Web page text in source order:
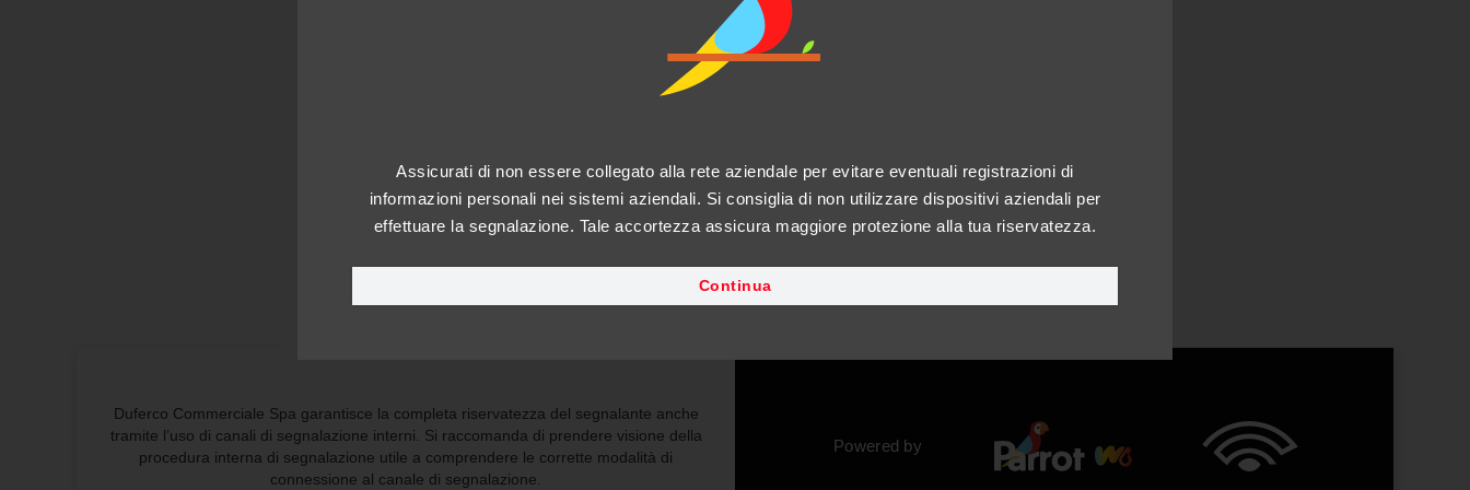
Whistleblowing
Accedi
Istruzioni Utilizzo Canale Parrot Whistleblowing
Duferco Commerciale Spa garantisce la completa riservatezza del segnalante anche
tramite l’uso di canali di segnalazione interni. Si raccomanda di prendere visione della
procedura interna di segnalazione utile a comprendere le corrette modalità di
connessione al canale di segnalazione.
Powered by
Assicurati di non essere collegato alla rete aziendale per evitare eventuali registrazioni di
informazioni personali nei sistemi aziendali. Si consiglia di non utilizzare dispositivi aziendali per
effettuare la segnalazione. Tale accortezza assicura maggiore protezione alla tua riservatezza.
Continua